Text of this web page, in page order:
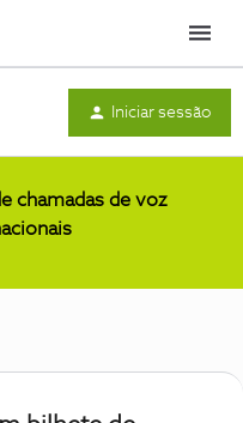
Menu
Iniciar sessão
chamadas de voz